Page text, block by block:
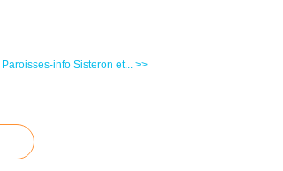
Paroisses-info Sisteron et... >>